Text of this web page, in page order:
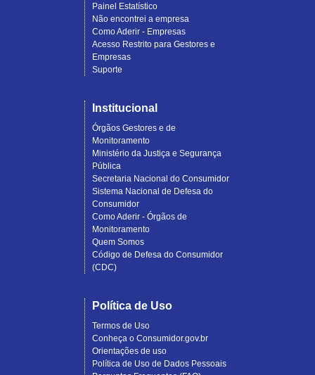
Painel Estatístico
Não encontrei a empresa
Como Aderir - Empresas
Acesso Restrito para Gestores e
Empresas
Suporte
Institucional
Órgãos Gestores e de
Monitoramento
Ministério da Justiça e Segurança
Pública
Secretaria Nacional do Consumidor
Sistema Nacional de Defesa do
Consumidor
Como Aderir - Órgãos de
Monitoramento
Quem Somos
Código de Defesa do Consumidor
(CDC)
Política de Uso
Termos de Uso
Conheça o Consumidor.gov.br
Orientações de uso
Política de Uso de Dados Pessoais